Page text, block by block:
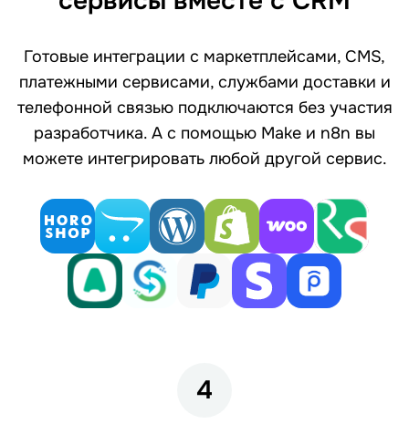
Готовые интеграции с маркетплейсами, CMS,
платежными сервисами, службами доставки и
телефонной связью подключаются без участия
разработчика. А с помощью Make и n8n вы
можете интегрировать любой другой сервис.
4